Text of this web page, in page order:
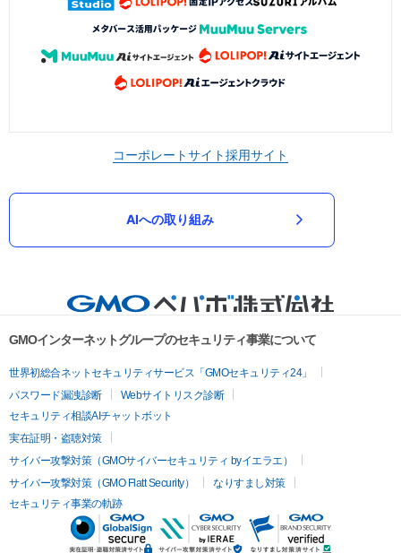
コーポレートサイト採用サイト
AIへの取り組み
GMOインターネットグループのセキュリティ事業について
世界初総合ネットセキュリティサービス「GMOセキュリティ24」
パスワード漏洩診断
Webサイトリスク診断
セキュリティ相談AIチャットボット
実在証明・盗聴対策
サイバー攻撃対策（GMOサイバーセキュリティ byイエラエ）
サイバー攻撃対策（GMO Flatt Security）
なりすまし対策
セキュリティ事業の軌跡